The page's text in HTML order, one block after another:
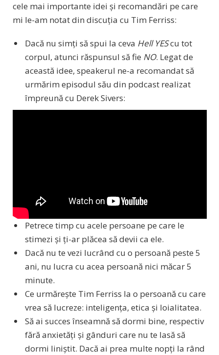
cele mai importante idei și recomandări pe care
mi le-am notat din discuția cu Tim Ferriss:
Dacă nu simți să spui la ceva Hell YEScu tot
corpul, atunci răspunsul să fie NO. Legat de
această idee, speakerul ne-a recomandat să
urmărim episodul său din podcast realizat
împreună cu Derek Sivers:
Petrece timp cu acele persoane pe care le
stimezi și ți-ar plăcea să devii ca ele.
Dacă nu te vezi lucrând cu o persoană peste 5
ani, nu lucra cu acea persoană nici măcar 5
minute.
Ce urmărește Tim Ferriss la o persoană cu care
vrea să lucreze: inteligența, etica și loialitatea.
Să ai succes înseamnă să dormi bine, respectiv
fără anxietăți și gânduri care nu te lasă să
dormi liniștit. Dacă ai prea multe nopți la rând